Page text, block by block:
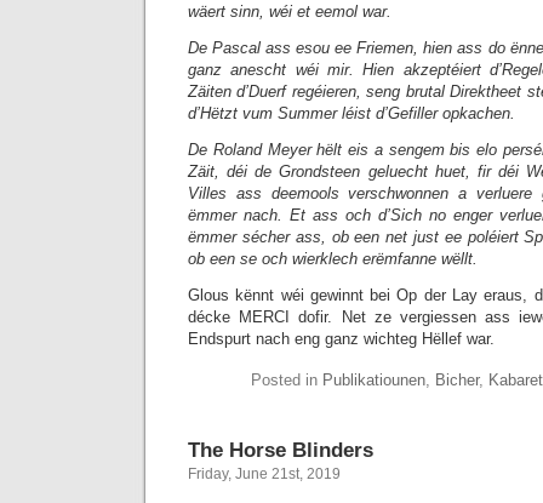
wäert sinn, wéi et eemol war.
De Pascal ass esou ee Friemen, hien ass do
ganz anescht wéi mir. Hien akzeptéiert
Zäiten d’Duerf regéieren, seng brutal Direktheet
d’Hëtzt vum Summer léist d’Gefiller opkachen.
De Roland Meyer hëlt eis a sengem bis elo
Zäit, déi de Grondsteen geluecht huet, fir déi
Villes ass deemools verschwonnen a verluere
ëmmer nach. Et ass och d’Sich no enger
ëmmer sécher ass, ob een net just ee poléiert
ob een se och wierklech erëmfanne wëllt.
Glous kënnt wéi gewinnt bei Op der Lay eraus,
décke MERCI dofir. Net ze vergiessen ass
Endspurt nach eng ganz wichteg Hëllef war.
Posted in Publikatiounen, Bicher, Kabaret
The Horse Blinders
Friday, June 21st, 2019